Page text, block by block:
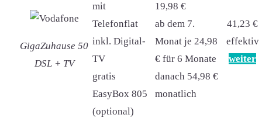
GigaZuhause 50
DSL + TV
mit
Telefonflat
inkl. Digital-
TV
gratis
EasyBox 805
(optional)
19,98 €
ab dem 7.
Monat je 24,98
€ für 6 Monate
danach 54,98 €
monatlich
41,23 €
effektiv
weiter